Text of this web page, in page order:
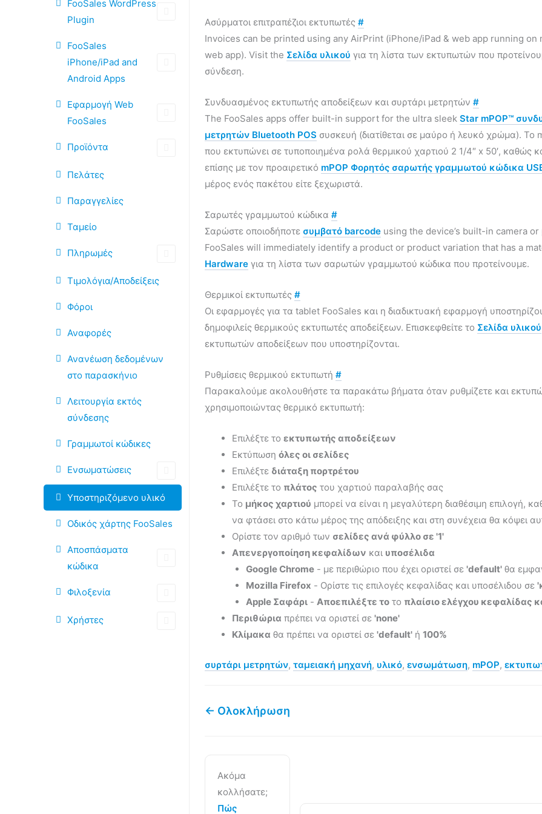
FooSales WordPress
Plugin
FooSales
iPhone/iPad and
Android Apps
Εφαρμογή Web
FooSales
Προϊόντα
Πελάτες
Παραγγελίες
Ταμείο
Πληρωμές
Τιμολόγια/Αποδείξεις
Φόροι
Αναφορές
Ανανέωση δεδομένων
στο παρασκήνιο
Λειτουργία εκτός
σύνδεσης
Γραμμωτοί κώδικες
Ενσωματώσεις
Υποστηριζόμενο υλικό
Οδικός χάρτης FooSales
Αποσπάσματα
κώδικα
Φιλοξενία
Χρήστες
Ασύρματοι επιτραπέζιοι εκτυπωτές #
Invoices can be printed using any AirPrint (iPhone/iPad & web app running
web app). Visit the Σελίδα υλικού για τη λίστα των εκτυπωτών που
σύνδεση.
Συνδυασμένος εκτυπωτής αποδείξεων και συρτάρι μετρητών #
The FooSales apps offer built-in support for the ultra sleek Star mPOP™
μετρητών Bluetooth POS συσκευή (διατίθεται σε μαύρο ή λευκό χρώμα).
που εκτυπώνει σε τυποποιημένα ρολά θερμικού χαρτιού 2 1/4″ x 50′, καθώς
επίσης με τον προαιρετικό mPOP Φορητός σαρωτής γραμμωτού κώδικα
μέρος ενός πακέτου είτε ξεχωριστά.
Σαρωτές γραμμωτού κώδικα #
Σαρώστε οποιοδήποτε συμβατό barcode using the device’s built-in camera
FooSales will immediately identify a product or product variation that has a
Hardware για τη λίστα των σαρωτών γραμμωτού κώδικα που προτείνουμε.
Θερμικοί εκτυπωτές #
Οι εφαρμογές για τα tablet FooSales και η διαδικτυακή εφαρμογή
δημοφιλείς θερμικούς εκτυπωτές αποδείξεων. Επισκεφθείτε το Σελίδα υλικού
εκτυπωτών αποδείξεων που υποστηρίζονται.
Ρυθμίσεις θερμικού εκτυπωτή #
Παρακαλούμε ακολουθήστε τα παρακάτω βήματα όταν ρυθμίζετε και
χρησιμοποιώντας θερμικό εκτυπωτή:
Επιλέξτε το εκτυπωτής αποδείξεων
Εκτύπωση όλες οι σελίδες
Επιλέξτε διάταξη πορτρέτου
Επιλέξτε το πλάτος του χαρτιού παραλαβής σας
Το μήκος χαρτιού μπορεί να είναι η μεγαλύτερη διαθέσιμη επιλογή,
να φτάσει στο κάτω μέρος της απόδειξης και στη συνέχεια θα κόψει
Ορίστε τον αριθμό των σελίδες ανά φύλλο σε '1'
Απενεργοποίηση κεφαλίδων και υποσέλιδα
Google Chrome- με περιθώριο που έχει οριστεί σε 'default'θα
Mozilla Firefox - Ορίστε τις επιλογές κεφαλίδας και υποσέλιδου σε
Apple Σαφάρι- Αποεπιλέξτε τοτο πλαίσιο ελέγχου κεφαλίδας
Περιθώρια πρέπει να οριστεί σε 'none'
Κλίμακα θα πρέπει να οριστεί σε 'default' ή 100%
συρτάρι μετρητών, ταμειακή μηχανή, υλικό, ενσωμάτωση, mPOP,
← Ολοκλήρωση
Ακόμα
κολλήσατε;
Πώς